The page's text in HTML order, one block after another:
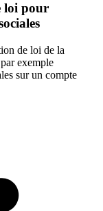
loi pour
de loi de la
exemple
sur un compte